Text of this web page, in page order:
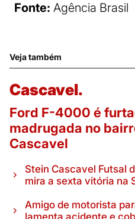
Fonte: Agência Brasil
Veja também
Cascavel.
Ford F-4000 é
madrugada no
Cascavel
Stein Cascavel Futsal
mira a sexta vitória na
Amigo de motorista
lamenta acidente e